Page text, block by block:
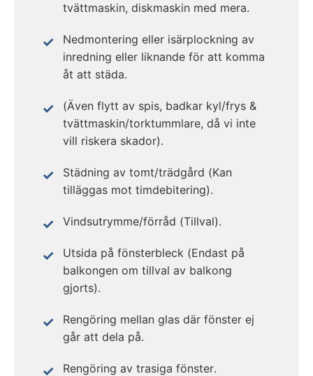
tvättmaskin, diskmaskin med mera.
Nedmontering eller isärplockning av
inredning eller liknande för att komma
åt att städa.
(Även flytt av spis, badkar kyl/frys &
tvättmaskin/torktummlare, då vi inte
vill riskera skador).
Städning av tomt/trädgård (Kan
tilläggas mot timdebitering).
Vindsutrymme/förråd (Tillval).
Utsida på fönsterbleck (Endast på
balkongen om tillval av balkong
gjorts).
Rengöring mellan glas där fönster ej
går att dela på.
Rengöring av trasiga fönster.